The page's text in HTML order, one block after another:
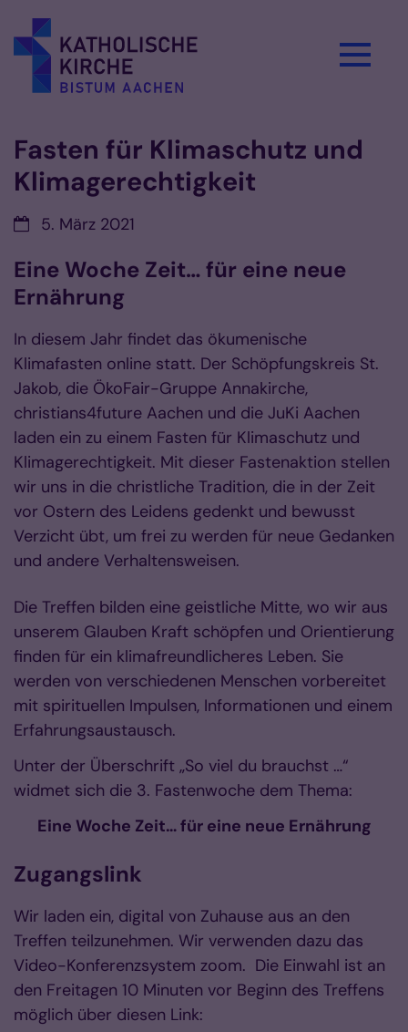
Fasten für Klimaschutz und
Klimagerechtigkeit
Datum:5. März 2021
Eine Woche Zeit… für eine neue
Ernährung
In diesem Jahr findet das ökumenische
Klimafasten online statt. Der Schöpfungskreis St.
Jakob, die ÖkoFair-Gruppe Annakirche,
christians4future Aachen und die JuKi Aachen
laden ein zu einem Fasten für Klimaschutz und
Klimagerechtigkeit. Mit dieser Fastenaktion stellen
wir uns in die christliche Tradition, die in der Zeit
vor Ostern des Leidens gedenkt und bewusst
Verzicht übt, um frei zu werden für neue Gedanken
und andere Verhaltensweisen.
Die Treffen bilden eine geistliche Mitte, wo wir aus
unserem Glauben Kraft schöpfen und Orientierung
finden für ein klimafreundlicheres Leben. Sie
werden von verschiedenen Menschen vorbereitet
mit spirituellen Impulsen, Informationen und einem
Erfahrungsaustausch.
Unter der Überschrift „So viel du brauchst …“
widmet sich die 3. Fastenwoche dem Thema:
Eine Woche Zeit… für eine neue Ernährung
Zugangslink
Wir laden ein, digital von Zuhause aus an den
Treffen teilzunehmen. Wir verwenden dazu das
Video-Konferenzsystem zoom. Die Einwahl ist an
den Freitagen 10 Minuten vor Beginn des Treffens
möglich über diesen Link: